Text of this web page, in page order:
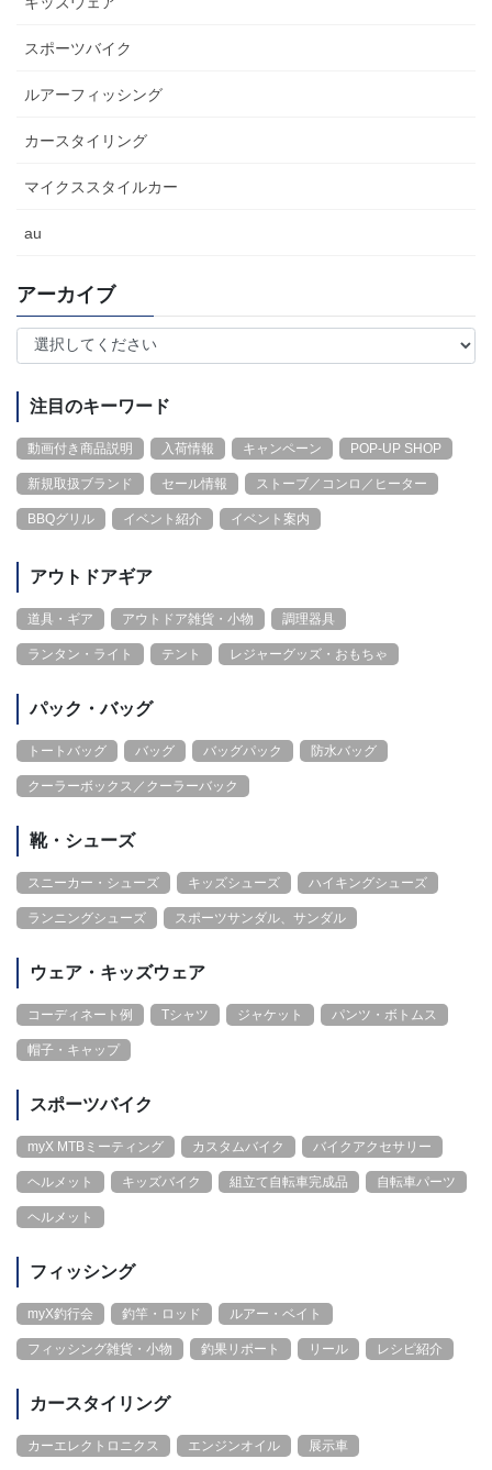
スポーツバイク
ルアーフィッシング
カースタイリング
マイクススタイルカー
au
アーカイブ
注目のキーワード
動画付き商品説明 入荷情報 キャンペーン POP-UP SHOP
新規取扱ブランド セール情報 ストーブ／コンロ／ヒーター
BBQグリル イベント紹介 イベント案内
アウトドアギア
道具・ギア アウトドア雑貨・小物 調理器具
ランタン・ライト テント レジャーグッズ・おもちゃ
パック・バッグ
トートバッグ バッグ バッグパック 防水バッグ
クーラーボックス／クーラーバック
靴・シューズ
スニーカー・シューズ キッズシューズ ハイキングシューズ
ランニングシューズ スポーツサンダル、サンダル
ウェア・キッズウェア
コーディネート例 Tシャツ ジャケット パンツ・ボトムス
帽子・キャップ
スポーツバイク
myX MTBミーティング カスタムバイク バイクアクセサリー
ヘルメット キッズバイク 組立て自転車完成品 自転車パーツ
ヘルメット
フィッシング
myX釣行会 釣竿・ロッド ルアー・ベイト
フィッシング雑貨・小物 釣果リポート リール レシピ紹介
カースタイリング
カーエレクトロニクス エンジンオイル 展示車